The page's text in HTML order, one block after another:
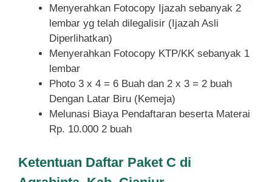
Menyerahkan Fotocopy Ijazah sebanyak 2
lembar yg telah dilegalisir (Ijazah Asli
Diperlihatkan)
Menyerahkan Fotocopy KTP/KK sebanyak 1
lembar
Photo 3 x 4 = 6 Buah dan 2 x 3 = 2 buah
Dengan Latar Biru (Kemeja)
Melunasi Biaya Pendaftaran beserta Materai
Rp. 10.000 2 buah
Ketentuan Daftar Paket C di